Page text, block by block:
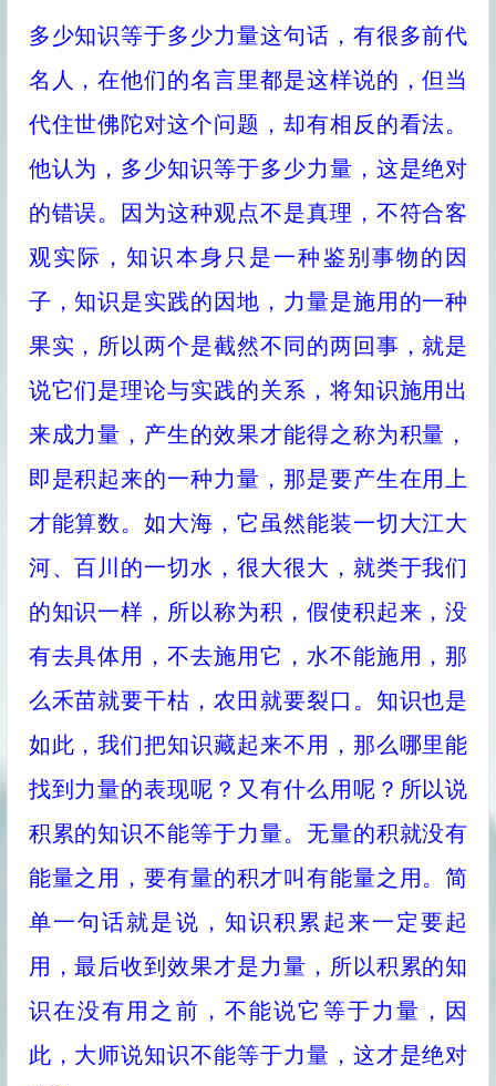
多少知识等于多少力量这句话，有很多前代
名人，在他们的名言里都是这样说的，但当
代住世佛陀对这个问题，却有相反的看法。
他认为，多少知识等于多少力量，这是绝对
的错误。因为这种观点不是真理，不符合客
观实际，知识本身只是一种鉴别事物的因
子，知识是实践的因地，力量是施用的一种
果实，所以两个是截然不同的两回事，就是
说它们是理论与实践的关系，将知识施用出
来成力量，产生的效果才能得之称为积量，
即是积起来的一种力量，那是要产生在用上
才能算数。如大海，它虽然能装一切大江大
河、百川的一切水，很大很大，就类于我们
的知识一样，所以称为积，假使积起来，没
有去具体用，不去施用它，水不能施用，那
么禾苗就要干枯，农田就要裂口。知识也是
如此，我们把知识藏起来不用，那么哪里能
找到力量的表现呢？又有什么用呢？所以说
积累的知识不能等于力量。无量的积就没有
能量之用，要有量的积才叫有能量之用。简
单一句话就是说，知识积累起来一定要起
用，最后收到效果才是力量，所以积累的知
识在没有用之前，不能说它等于力量，因
此，大师说知识不能等于力量，这才是绝对